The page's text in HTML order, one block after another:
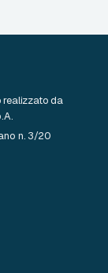
realizzato da
n. 3/20